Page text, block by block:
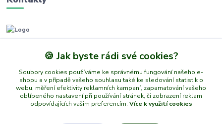
(Po-Pá, 8-14 hod.)
info@phare.cz
🍪 Jak byste rádi své cookies?
Soubory cookies používáme ke správnému fungování našeho e-
shopu a v případě vašeho souhlasu také ke sledování statistik o
webu, měření efektivity reklamních kampaní, zapamatování vašeho
oblíbeného nastavení při používání stránek, či zobrazení reklam
odpovídajících vašim preferencím. Více k využití cookies